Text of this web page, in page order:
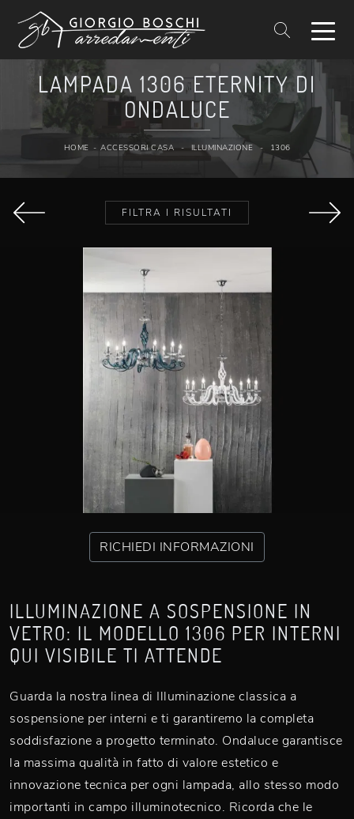
LAMPADA 1306 ETERNITY DI
ONDALUCE
HOME - ACCESSORI CASA - ILLUMINAZIONE - 1306
FILTRA I RISULTATI
RICHIEDI INFORMAZIONI
ILLUMINAZIONE A SOSPENSIONE IN
VETRO: IL MODELLO 1306 PER INTERNI
QUI VISIBILE TI ATTENDE
Guarda la nostra linea di Illuminazione classica a
sospensione per interni e ti garantiremo la completa
soddisfazione a progetto terminato. Ondaluce garantisce
la massima qualità in fatto di valore estetico e
innovazione tecnica per ogni lampada, allo stesso modo
importanti in campo illuminotecnico. Ricorda che le